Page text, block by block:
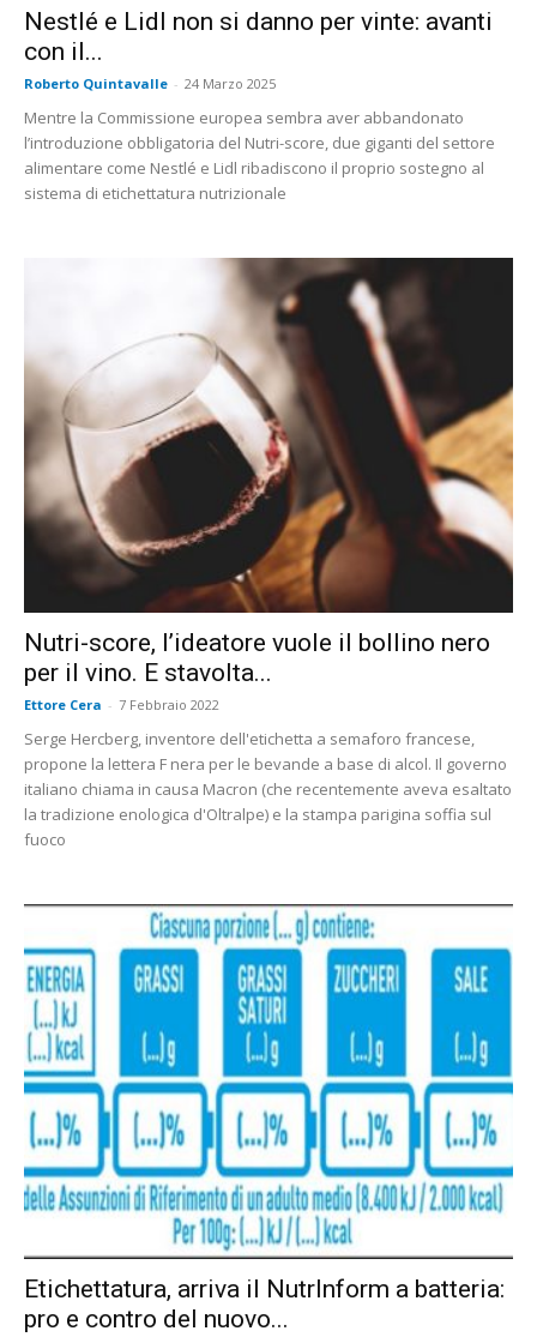
Nestlé e Lidl non si danno per vinte: avanti
con il...
Roberto Quintavalle - 24 Marzo 2025
Mentre la Commissione europea sembra aver abbandonato
l’introduzione obbligatoria del Nutri-score, due giganti del settore
alimentare come Nestlé e Lidl ribadiscono il proprio sostegno al
sistema di etichettatura nutrizionale
Nutri-score, l’ideatore vuole il bollino nero
per il vino. E stavolta...
Ettore Cera - 7 Febbraio 2022
Serge Hercberg, inventore dell'etichetta a semaforo francese,
propone la lettera F nera per le bevande a base di alcol. Il governo
italiano chiama in causa Macron (che recentemente aveva esaltato
la tradizione enologica d'Oltralpe) e la stampa parigina soffia sul
fuoco
Etichettatura, arriva il NutrInform a batteria:
pro e contro del nuovo...